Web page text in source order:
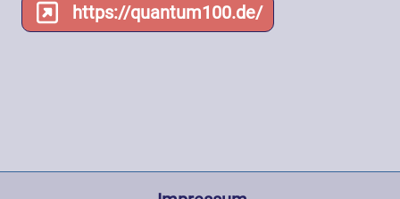
https://quantum100.de/